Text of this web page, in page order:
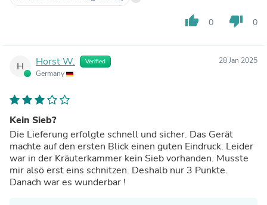
thumb_up 0 thumb_down 0
H Horst W. Verified
Germany
28 Jan 2025
Kein Sieb?
Die Lieferung erfolgte schnell und sicher. Das Gerät
machte auf den ersten Blick einen guten Eindruck. Leider
war in der Kräuterkammer kein Sieb vorhanden. Musste
mir alsö erst eins schnitzen. Deshalb nur 3 Punkte.
Danach war es wunderbar !